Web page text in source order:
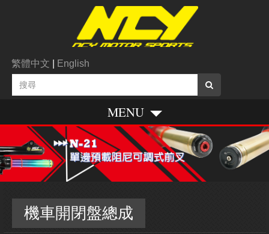
繁體中文 English
MENU
機車開閉盤總成